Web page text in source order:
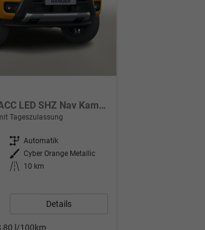
Wildtrak DoKa AHK ACC LED SHZ Nav Kam 18Z
Tageszulassung
Getriebe Automatik
Außenfarbe Cyber Orange Metallic
Kilometerstand
10 km
Details
l/100km